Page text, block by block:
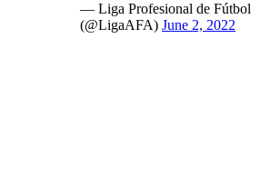
— Liga Profesional de Fútbol
(@LigaAFA) June 2, 2022